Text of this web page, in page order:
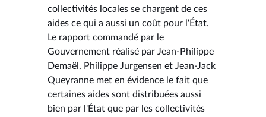
collectivités locales se chargent de ces
aides ce qui a aussi un coût pour l'État.
Le rapport commandé par le
Gouvernement réalisé par Jean-Philippe
Demaël, Philippe Jurgensen et Jean-Jack
Queyranne met en évidence le fait que
certaines aides sont distribuées aussi
bien par l'État que par les collectivités